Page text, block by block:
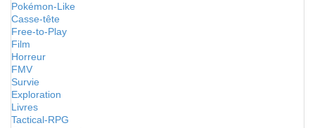
Pokémon-Like
Casse-tête
Free-to-Play
Film
Horreur
FMV
Survie
Exploration
Livres
Tactical-RPG